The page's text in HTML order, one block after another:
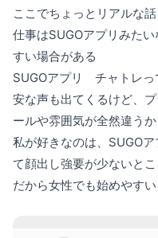
ここでちょっとリアルな
仕事はSUGOアプリみた
すい場合がある
SUGOアプリ チャトレっ
安な声も出てくるけど、
ールや雰囲気が全然違う
私が好きなのは、SUGO
て顔出し強要が少ないとこ
だから女性でも始めやす